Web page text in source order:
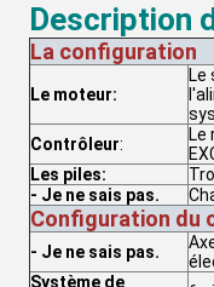
Description
La configuration
Le moteur:
Le
Contrôleur:
Le
Les piles:
- Je ne sais pas.
Configuration du
- Je ne sais pas.
Système de